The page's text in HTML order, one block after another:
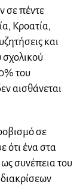
σε πέντε
Κροατία,
και
του
αισθάνεται
σε
ότι ένα στα
συνέπεια του